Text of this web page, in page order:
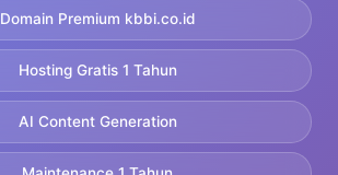
Domain Premium kbbi.co.id
Hosting Gratis 1 Tahun
AI Content Generation